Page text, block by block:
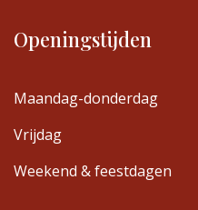
Openingstijden
Maandag-donderdag
Vrijdag
Weekend & feestdagen